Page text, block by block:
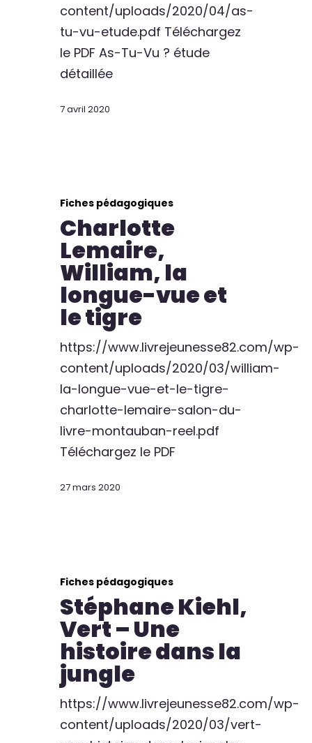
content/uploads/2020/04/as-
tu-vu-etude.pdf Téléchargez
le PDF As-Tu-Vu ? étude
détaillée
7 avril 2020
Fiches pédagogiques
Charlotte
Lemaire,
William, la
longue-vue et
le tigre
https://www.livrejeunesse82.com/wp-
content/uploads/2020/03/william-
la-longue-vue-et-le-tigre-
charlotte-lemaire-salon-du-
livre-montauban-reel.pdf
Téléchargez le PDF
27 mars 2020
Fiches pédagogiques
Stéphane Kiehl,
Vert – Une
histoire dans la
jungle
https://www.livrejeunesse82.com/wp-
content/uploads/2020/03/vert-